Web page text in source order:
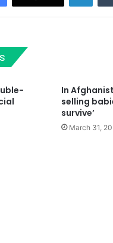
In
selling
survive’
March 31,